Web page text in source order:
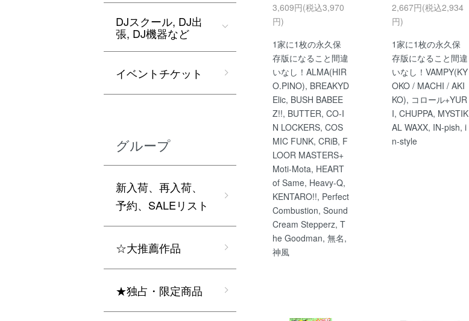
3,609円(税込3,970
円)
1家に1枚の永久保
存版になること間違
いなし！ALMA(HIR
O.PINO), BREAKYD
Elic, BUSH BABEE
Z!!, BUTTER, CO-I
N LOCKERS, COS
MIC FUNK, CRiB, F
LOOR MASTERS+
Moti-Mota, HEART
of Same, Heavy-Q,
KENTARO!!, Perfect
Combustion, Sound
Cream Stepperz, T
he Goodman, 無名,
神風
2,667円(税込2,934
円)
1家に1枚の永久保
存版になること間違
いなし！VAMPY(KY
OKO / MACHI / AKI
KO), コロール+YUR
I, CHUPPA, MYSTIK
AL WAXX, IN-pish, i
n-style
DJスクール, DJ出
張, DJ機器など
イベントチケット
グループ
新入荷、再入荷、
予約、SALEリスト
☆大推薦作品
★独占・限定商品